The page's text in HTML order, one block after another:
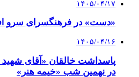
۱۴۰۵/۰۴/۱۷
«دست» در فرهنگسرای سرو
۱۴۰۵/۰۴/۱۶
پاسداشت خالقان «آقای شهید
در نهمین شب «خیمه هنر»